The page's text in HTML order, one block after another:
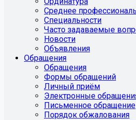
Среднее
Специальности
Часто задаваемые
Новости
Объявления
Обращения
Обращения
Формы обращений
Личный приём
Электронные
Письменное обращение
Порядок обжалования